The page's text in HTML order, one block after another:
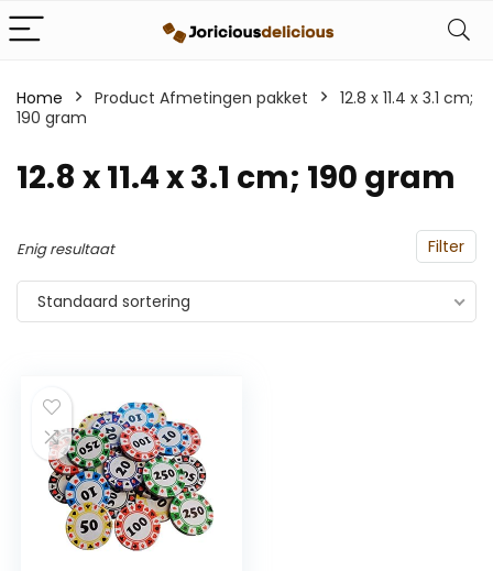
Home Product Afmetingen pakket
‎12.8 x 11.4 x 3.1 cm;
190 gram
‎12.8 x 11.4 x 3.1 cm; 190 gram
Filter
Enig resultaat
Standaard sortering